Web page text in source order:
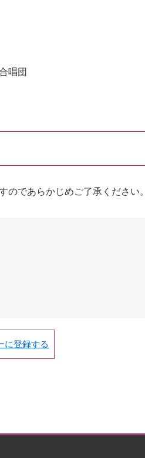
唱団
のであらかじめご了承ください。
に登録する